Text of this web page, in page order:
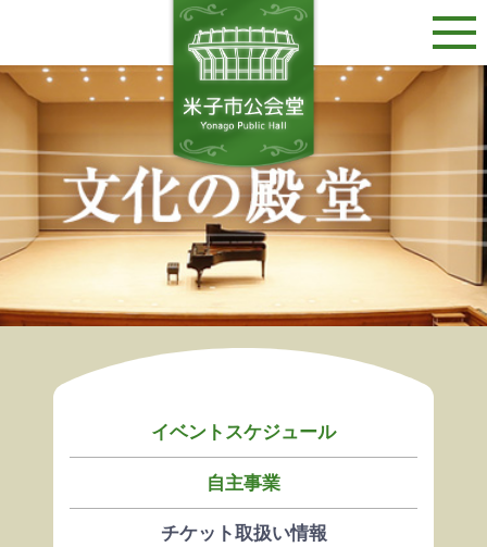
イベントスケジュール
自主事業
チケット取扱い情報